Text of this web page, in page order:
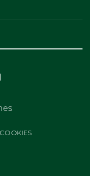
COOKIES